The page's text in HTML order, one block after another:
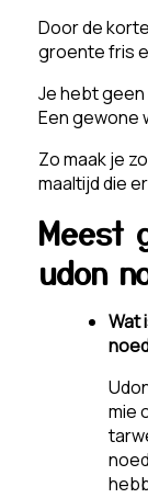
Door de
groente fris
Je hebt
Een gewone
Zo maak je
maaltijd die
Meest
udon
Wat
mie